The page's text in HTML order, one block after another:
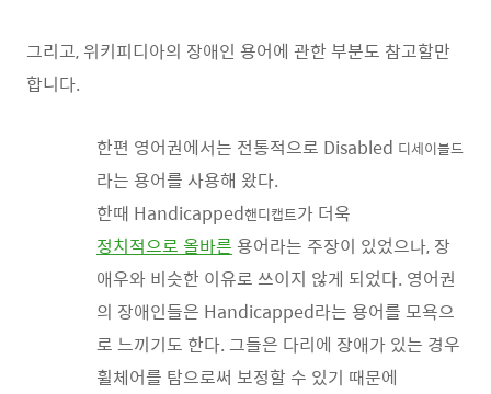
그리고, 위키피디아의 장애인 용어에 관한 부분도 참고할만
합니다.
한편 영어권에서는 전통적으로 Disabled 디세이블드
라는 용어를 사용해 왔다.
한때 Handicapped핸디캡트가 더욱
정치적으로 올바른 용어라는 주장이 있었으나, 장
애우와 비슷한 이유로 쓰이지 않게 되었다. 영어권
의 장애인들은 Handicapped라는 용어를 모욕으
로 느끼기도 한다. 그들은 다리에 장애가 있는 경우
휠체어를 탐으로써 보정할 수 있기 때문에